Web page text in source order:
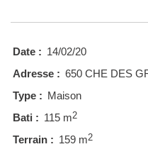
Date : 14/02/20
Adresse : 650 CHE DES
Type : Maison
Bati : 115 m2
Terrain : 159 m2